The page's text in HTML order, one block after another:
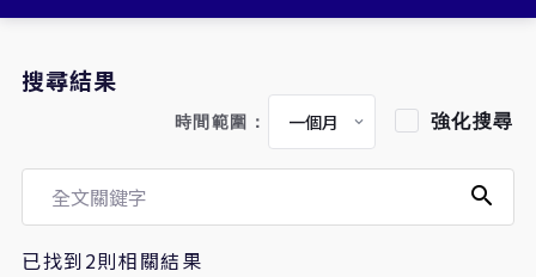
搜尋結果
時間範圍： 強化搜尋
已找到2則相關結果